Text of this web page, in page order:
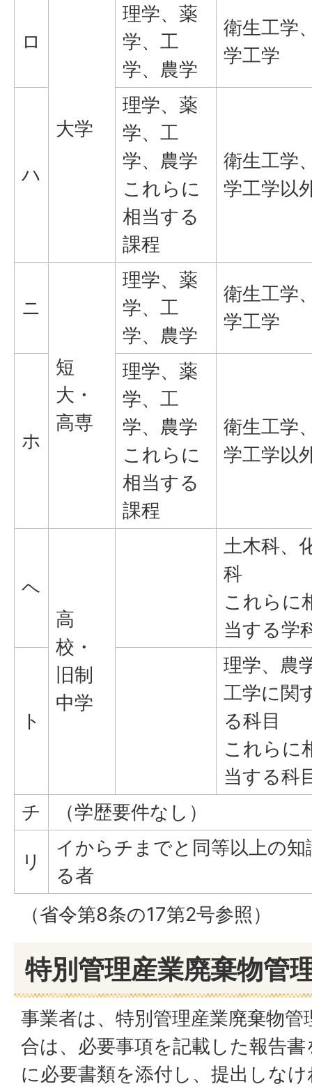
ロ
大学
理学、薬
学、工
学、農学
衛生工学
学工学
ハ
理学、薬
学、工
学、農学
これらに
相当する
課程
衛生工学
学工学以
ニ
短
大・
高専
理学、薬
学、工
学、農学
衛生工学
学工学
ホ
理学、薬
学、工
学、農学
これらに
相当する
課程
衛生工学
学工学以
ヘ
高
校・
旧制
中学
土木科、
科
これらに
当する学
ト
理学、農
工学に関
る科目
これらに
当する科
チ
（学歴要件なし）
リ
イからチまでと同等以上の
る者
（省令第8条の17第2号参照）
特別管理産業廃棄物管
事業者は、特別管理産業廃棄物
合は、必要事項を記載した報告
に必要書類を添付し、提出しな